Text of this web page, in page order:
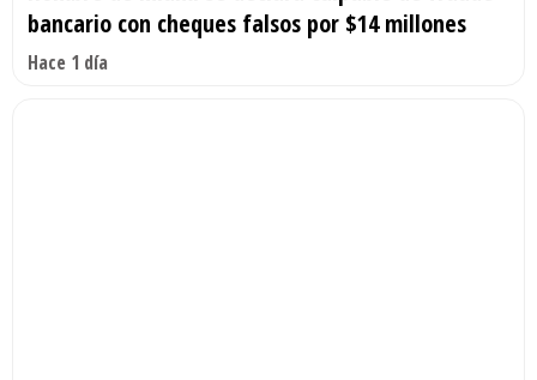
bancario con cheques falsos por $14 millones
Hace 1 día